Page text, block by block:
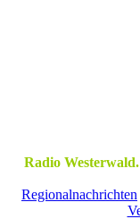
Radio
Regionalnachrichten